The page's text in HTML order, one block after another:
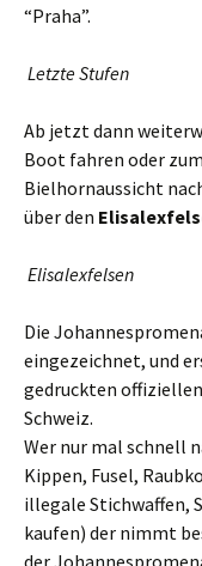
“Praha”.
Letzte Stufen
Ab jetzt dann
Boot fahren oder zum
Bielhornaussicht
über den
Elisalexfelsen
Die
eingezeichnet, und
gedruckten
Schweiz.
Wer nur mal schnell
Kippen, Fusel,
illegale Stichwaffen,
kaufen) der nimmt
der